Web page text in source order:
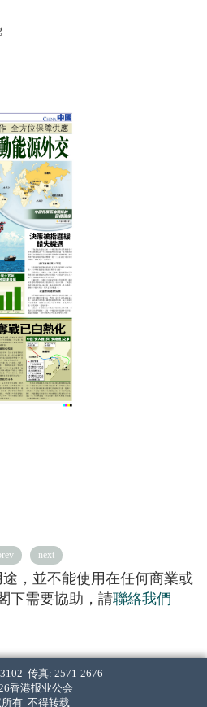
next
，並不能使用在任何商業或
下需要協助，請聯絡我們
传真: 2571-2676
香港报业公会
所有 不得转载